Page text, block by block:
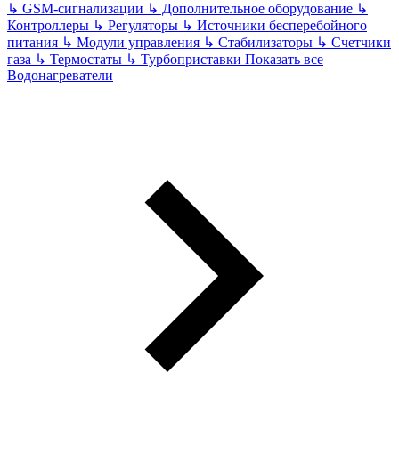
↳ GSM-сигнализации ↳ Дополнительное оборудование ↳
Контроллеры ↳ Регуляторы ↳ Источники бесперебойного
питания ↳ Модули управления ↳ Стабилизаторы ↳ Счетчики
газа ↳ Термостаты ↳ Турбоприставки Показать все
Водонагреватели